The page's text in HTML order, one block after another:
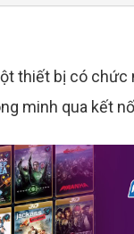
thiết bị có
minh qua kết